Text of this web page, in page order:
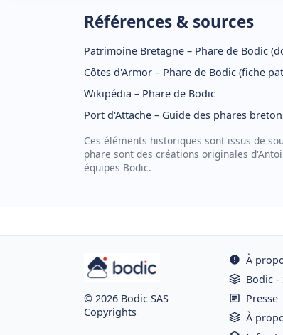
Références & sources
Patrimoine Bretagne – Phare de Bodic
Côtes d'Armor – Phare de Bodic (fiche
Wikipédia – Phare de Bodic
Port d'Attache – Guide des phares
Ces éléments historiques sont issus de
phare sont des créations originales
équipes Bodic.
© 2026 Bodic SAS
Copyrights
À
Bodic -
Presse
À